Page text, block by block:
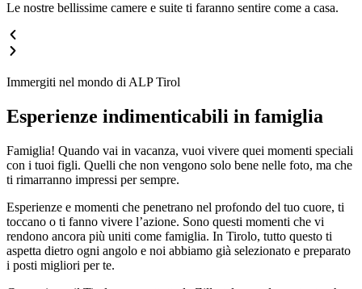
Le nostre bellissime camere e suite ti faranno sentire come a casa.
Immergiti nel mondo di ALP Tirol
Esperienze indimenticabili in famiglia
Famiglia! Quando vai in vacanza, vuoi vivere quei momenti speciali
con i tuoi figli. Quelli che non vengono solo bene nelle foto, ma che
ti rimarranno impressi per sempre.
Esperienze e momenti che penetrano nel profondo del tuo cuore, ti
toccano o ti fanno vivere l’azione. Sono questi momenti che vi
rendono ancora più uniti come famiglia. In Tirolo, tutto questo ti
aspetta dietro ogni angolo e noi abbiamo già selezionato e preparato
i posti migliori per te.